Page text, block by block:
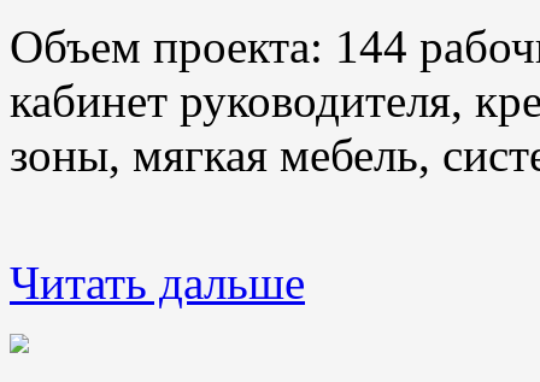
Объем проекта: 144
кабинет руководителя,
зоны, мягкая мебель,
Читать дальше